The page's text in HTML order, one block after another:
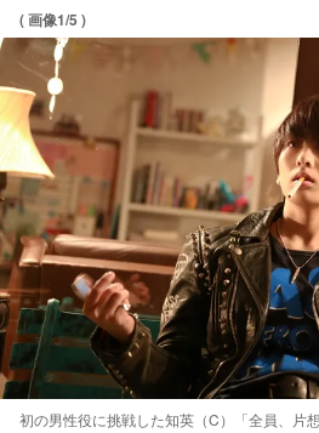
( 画像1/5 )
初の男性役に挑戦した知英（C）「全員、片